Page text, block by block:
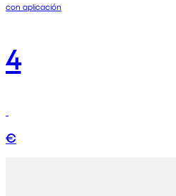
con aplicación
4
€